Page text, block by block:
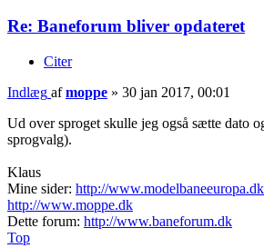
Re: Baneforum bliver opdateret
Citer
Indlæg afmoppe » 30 jan 2017, 00:01
Ud over sproget skulle jeg også sætte dato
sprogvalg).
Klaus
Mine sider: http://www.modelbaneeuropa.dk
http://www.moppe.dk
Dette forum: http://www.baneforum.dk
Top